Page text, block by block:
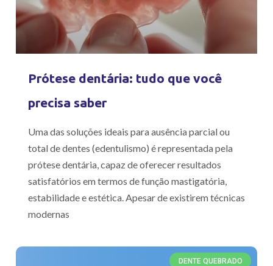
Prótese dentária: tudo que você
precisa saber
Uma das soluções ideais para ausência parcial ou
total de dentes (edentulismo) é representada pela
prótese dentária, capaz de oferecer resultados
satisfatórios em termos de função mastigatória,
estabilidade e estética. Apesar de existirem técnicas
modernas
DENTE QUEBRADO